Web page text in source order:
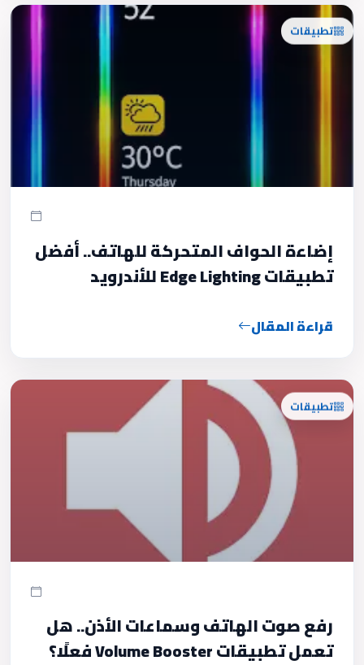
تطبيقات
إضاءة الحواف المتحركة للهاتف.. أفضل
تطبيقات Edge Lighting للأندرويد
قراءة المقال
تطبيقات
رفع صوت الهاتف وسماعات الأذن.. هل
تعمل تطبيقات Volume Booster فعلًا؟